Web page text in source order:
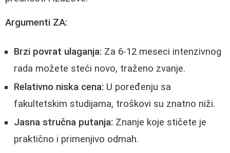
Argumenti ZA:
Brzi povrat ulaganja: Za 6-12 meseci intenzivnog
rada možete steći novo, traženo zvanje.
Relativno niska cena: U poređenju sa
fakultetskim studijama, troškovi su znatno niži.
Jasna stručna putanja: Znanje koje stičete je
praktično i primenjivo odmah.